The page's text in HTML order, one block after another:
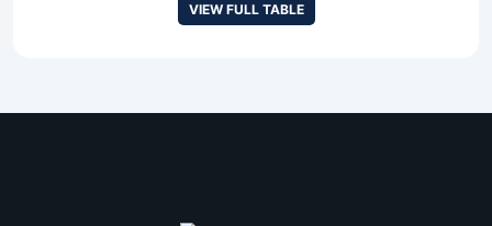
VIEW FULL TABLE